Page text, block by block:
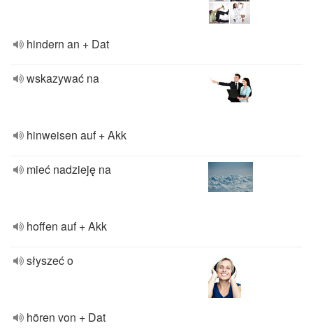
hindern an + Dat
wskazywać na
hinweisen auf + Akk
mieć nadzieję na
hoffen auf + Akk
słyszeć o
hören von + Dat